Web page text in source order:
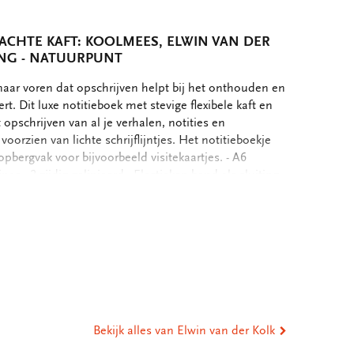
KAFT: KOOLMEES, ELWIN VAN DER
- NATUURPUNT
voren dat opschrijven helpt bij het onthouden en
Dit luxe notitieboek met stevige flexibele kaft en
van al je verhalen, notities en
van lichte schrijflijntjes. Het notitieboekje
voor bijvoorbeeld visitekaartjes. - A6
- 2-zijdig gelinieerd - Elastieken band als sluiting -
kaft - Mat-gelamineerde kaft - 100 grms
**OVER DE KUNSTENAAR,
en maakt hij illustraties voor talloze
Bekijk alles van Elwin van der Kolk